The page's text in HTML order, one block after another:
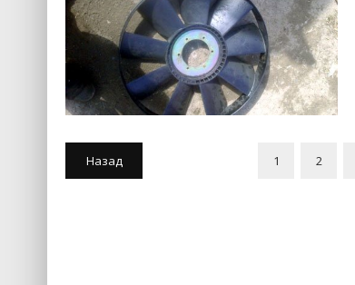
Назад 1 2